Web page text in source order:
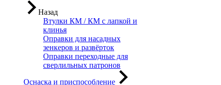
Назад
Втулки КМ / КМ с лапкой и
клинья
Оправки для насадных
зенкеров и развёрток
Оправки переходные для
сверлильных патронов
Оснаска и приспособление